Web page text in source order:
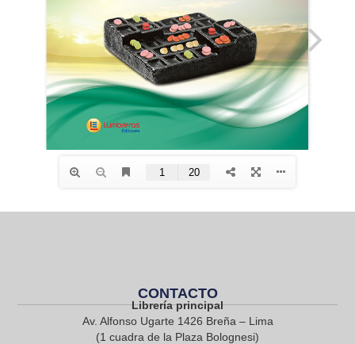
CONTACTO
Librería principal
Av. Alfonso Ugarte 1426 Breña – Lima
(1 cuadra de la Plaza Bolognesi)